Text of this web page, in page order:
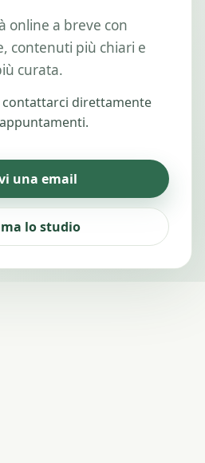
online a breve con
contenuti più chiari e
curata.
direttamente
una email
lo studio